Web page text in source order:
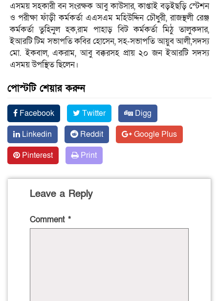
এসময় সহকারী বন সংরক্ষক আবু কাউসার, কাপ্তাই বড়ইছড়ি স্টেশন
ও পরীক্ষা ফাঁড়ী কর্মকর্তা এএসএম মহিউদ্দিন চৌধুরী, রাজস্থলী রেঞ্জ
কর্মকর্তা তুহিনুল হক,রাম পাহাড় বিট কর্মকর্তা মিঠু তালুকদার,
ইআরটি টিম সভাপতি কবির হোসেন, সহ-সভাপতি আয়ুব আলী,সদস্য
মো. ইকবাল, একরাম, আবু বক্করসহ প্রায় ২০ জন ইআরটি সদস্য
এসময় উপস্থিত ছিলেন।
পোস্টটি শেয়ার করুন
Facebook Twitter
Digg
Linkedin
Reddit
Google Plus
Pinterest
Print
Leave a Reply
Comment *